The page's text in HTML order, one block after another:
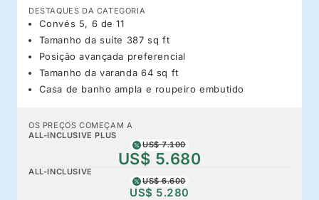
DESTAQUES DA CATEGORIA
Convés 5, 6 de 11
Tamanho da suíte 387 sq ft
Posição avançada preferencial
Tamanho da varanda 64 sq ft
Casa de banho ampla e roupeiro embutido
OS PREÇOS COMEÇAM A
ALL-INCLUSIVE PLUS
US$ 7.100
US$ 5.680
ALL-INCLUSIVE
US$ 6.600
US$ 5.280